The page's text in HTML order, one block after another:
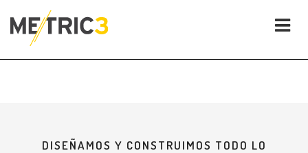
DISEÑAMOS Y CONSTRUIMOS TODO LO